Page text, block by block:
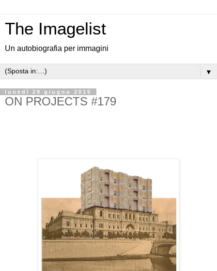
The Imagelist
Un autobiografia per immagini
▼
lunedì 29 giugno 2015
ON PROJECTS #179